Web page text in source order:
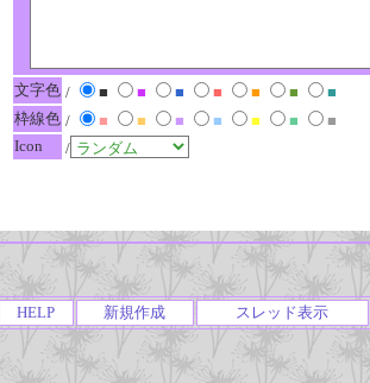
文字色 / ■ ■ ■ ■ ■ ■
■
枠線色 / ■ ■ ■ ■ ■ ■
■
Icon
/
HELP 新規作成 スレッド表示